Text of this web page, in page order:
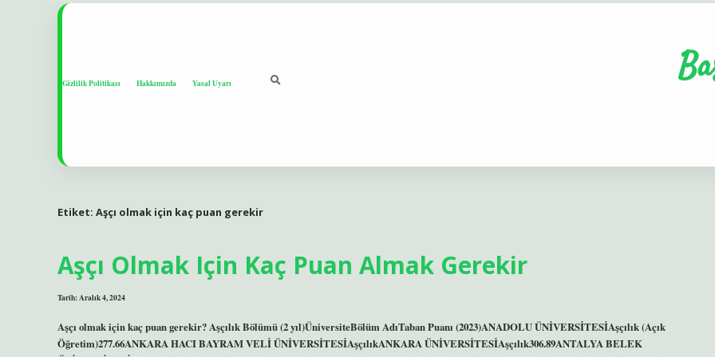
Gizlilik Politikası Hakkımızda Yasal Uyarı
Etiket: Aşçı olmak için kaç puan gerekir
Aşçı Olmak Için Kaç Puan Almak Gerekir
Tarih: Aralık 4, 2024
Aşçı olmak için kaç puan gerekir? Aşçılık Bölümü (2 yıl)ÜniversiteBölüm AdıTaban Puanı (2023)ANADOLU ÜNİVERSİTESİAşçılık (Açık
Öğretim)277.66ANKARA HACI BAYRAM VELİ ÜNİVERSİTESİAşçılıkANKARA ÜNİVERSİTESİAşçılık306.89ANTALYA BELEK